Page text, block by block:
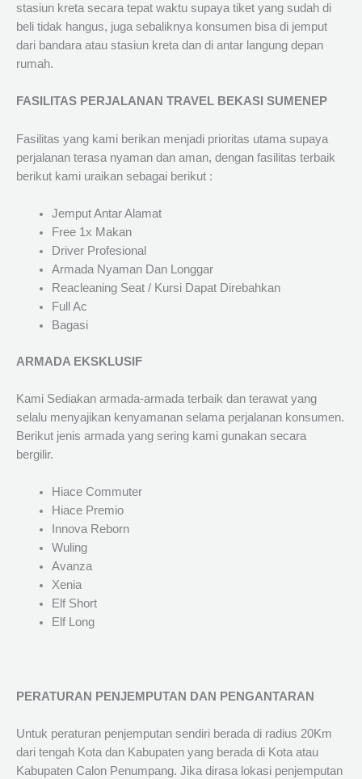
stasiun kreta secara tepat waktu supaya tiket yang sudah di
beli tidak hangus, juga sebaliknya konsumen bisa di jemput
dari bandara atau stasiun kreta dan di antar langung depan
rumah.
FASILITAS PERJALANAN TRAVEL BEKASI SUMENEP
Fasilitas yang kami berikan menjadi prioritas utama supaya
perjalanan terasa nyaman dan aman, dengan fasilitas terbaik
berikut kami uraikan sebagai berikut :
Jemput Antar Alamat
Free 1x Makan
Driver Profesional
Armada Nyaman Dan Longgar
Reacleaning Seat / Kursi Dapat Direbahkan
Full Ac
Bagasi
ARMADA EKSKLUSIF
Kami Sediakan armada-armada terbaik dan terawat yang
selalu menyajikan kenyamanan selama perjalanan konsumen.
Berikut jenis armada yang sering kami gunakan secara
bergilir.
Hiace Commuter
Hiace Premio
Innova Reborn
Wuling
Avanza
Xenia
Elf Short
Elf Long
PERATURAN PENJEMPUTAN DAN PENGANTARAN
Untuk peraturan penjemputan sendiri berada di radius 20Km
dari tengah Kota dan Kabupaten yang berada di Kota atau
Kabupaten Calon Penumpang. Jika dirasa lokasi penjemputan